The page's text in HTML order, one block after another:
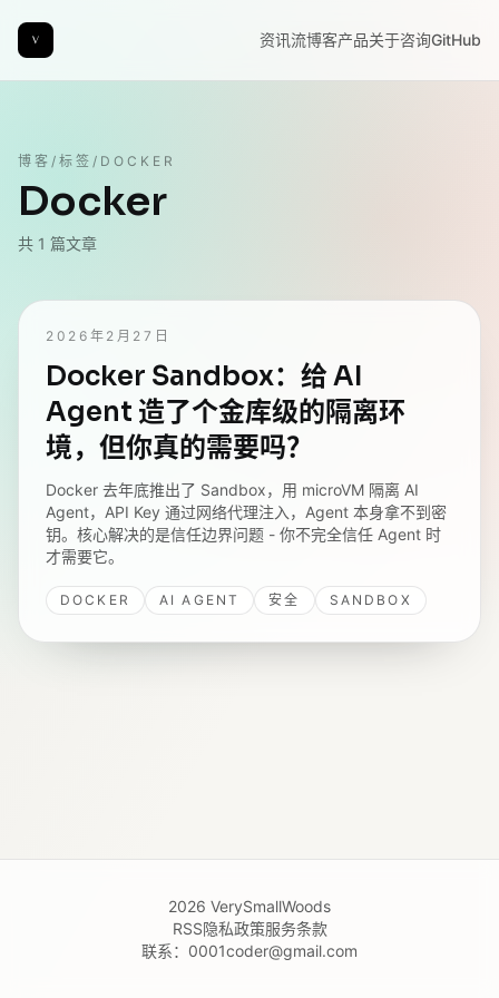
资讯流博客产品关于咨询GitHub
博客 / 标签 / DOCKER
Docker
共 1 篇文章
2026年2月27日
Docker Sandbox：给 AI
Agent 造了个金库级的隔离环
境，但你真的需要吗？
Docker 去年底推出了 Sandbox，用 microVM 隔离 AI
Agent，API Key 通过网络代理注入，Agent 本身拿不到密
钥。核心解决的是信任边界问题 - 你不完全信任 Agent 时
才需要它。
DOCKER AI AGENT 安全 SANDBOX
2026 VerySmallWoods
RSS隐私政策服务条款
联系： 0001coder@gmail.com